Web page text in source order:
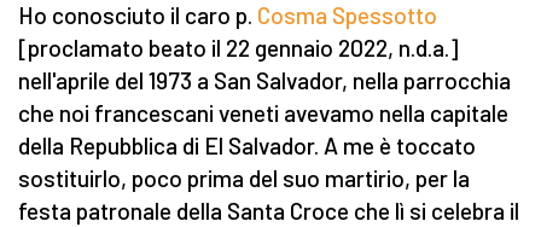
Ho conosciuto il caro p. Cosma Spessotto
[proclamato beato il 22 gennaio 2022, n.d.a.]
nell'aprile del 1973 a San Salvador, nella parrocchia
che noi francescani veneti avevamo nella capitale
della Repubblica di El Salvador. A me è toccato
sostituirlo, poco prima del suo martirio, per la
festa patronale della Santa Croce che lì si celebra il